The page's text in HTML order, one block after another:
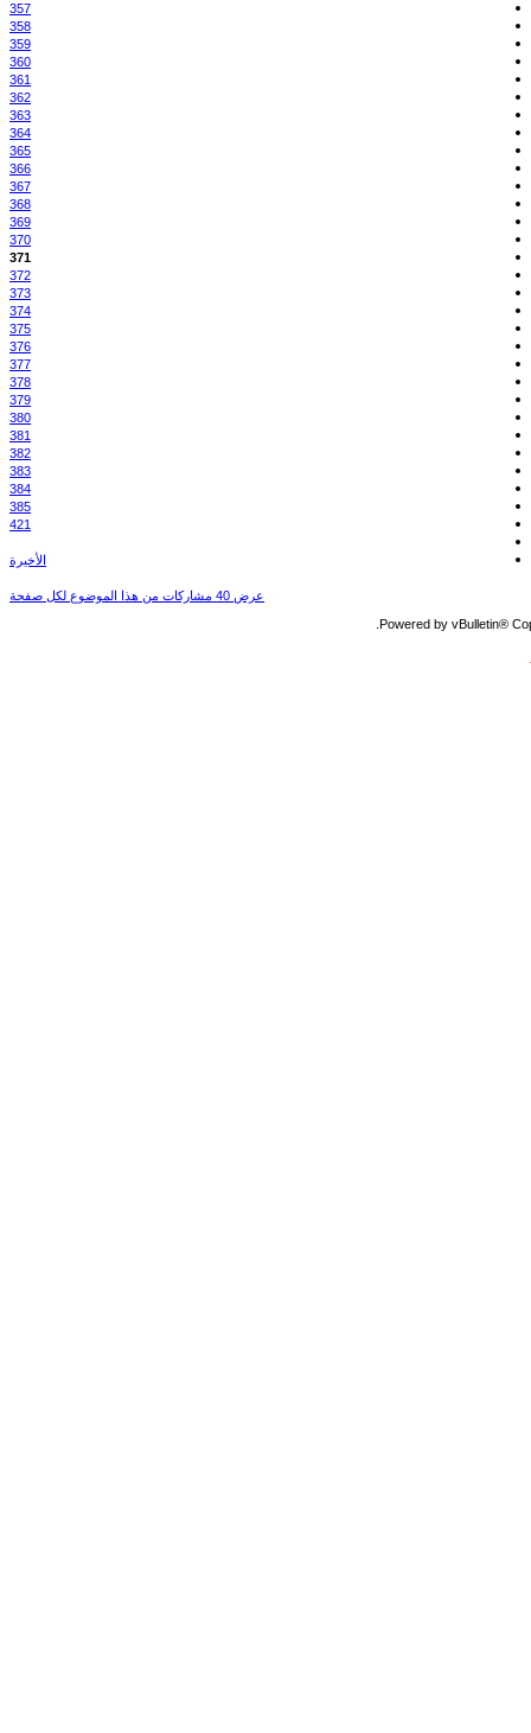
357
358
359
360
361
362
363
364
365
366
367
368
369
370
371
372
373
374
375
376
377
378
379
380
381
382
383
384
385
421
الأخيرة
عرض 40 مشاركات من هذا الموضوع لكل صفحة
Powered by vBulletin®